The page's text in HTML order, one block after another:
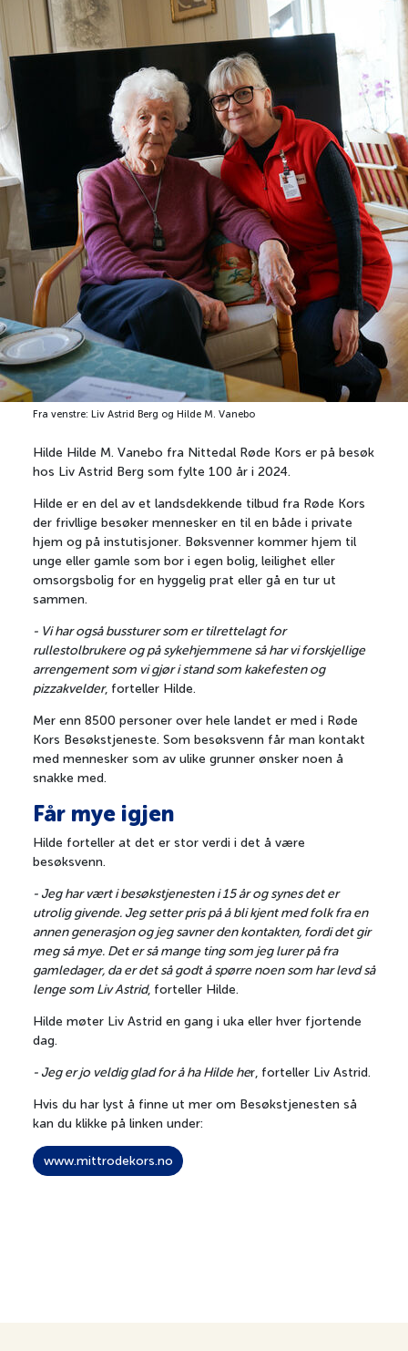
Fra venstre: Liv Astrid Berg og Hilde M. Vanebo
Hilde Hilde M. Vanebo fra Nittedal Røde Kors er på besøk
hos Liv Astrid Berg som fylte 100 år i 2024.
Hilde er en del av et landsdekkende tilbud fra Røde Kors
der frivllige besøker mennesker en til en både i private
hjem og på instutisjoner. Bøksvenner kommer hjem til
unge eller gamle som bor i egen bolig, leilighet eller
omsorgsbolig for en hyggelig prat eller gå en tur ut
sammen.
- Vi har også bussturer som er tilrettelagt for
rullestolbrukere og på sykehjemmene så har vi forskjellige
arrengement som vi gjør i stand som kakefesten og
pizzakvelder, forteller Hilde.
Mer enn 8500 personer over hele landet er med i Røde
Kors Besøkstjeneste. Som besøksvenn får man kontakt
med mennesker som av ulike grunner ønsker noen å
snakke med.
Får mye igjen
Hilde forteller at det er stor verdi i det å være
besøksvenn.
- Jeg har vært i besøkstjenesten i 15 år og synes det er
utrolig givende. Jeg setter pris på å bli kjent med folk fra en
annen generasjon og jeg savner den kontakten, fordi det gir
meg så mye. Det er så mange ting som jeg lurer på fra
gamledager, da er det så godt å spørre noen som har levd så
lenge som Liv Astrid, forteller Hilde.
Hilde møter Liv Astrid en gang i uka eller hver fjortende
dag.
- Jeg er jo veldig glad for å ha Hilde her, forteller Liv Astrid.
Hvis du har lyst å finne ut mer om Besøkstjenesten så
kan du klikke på linken under:
www.mittrodekors.no
Sport og idrett
100 historier
Talentstipend
Fellesprosjekt
Lag og foreninger